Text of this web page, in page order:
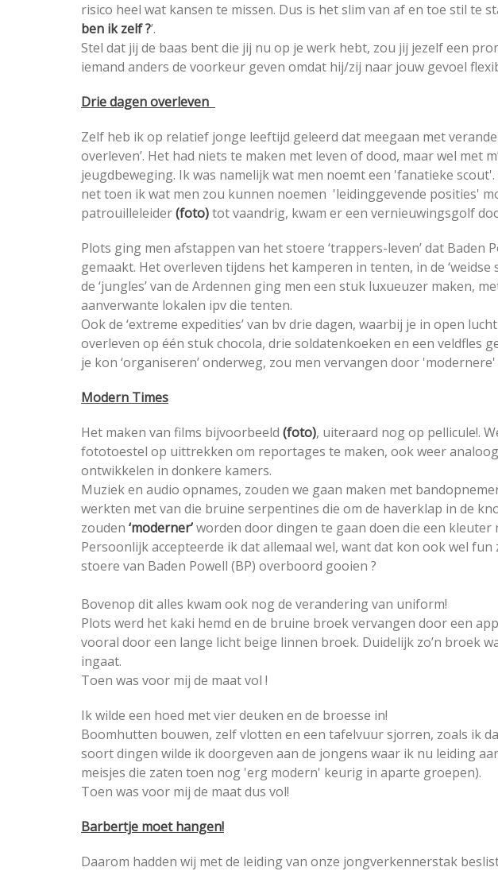
risico heel wat kansen te missen. Dus is het slim van af en toe stil te
ben ik zelf ?’.
Stel dat jij de baas bent die jij nu op je werk hebt, zou jij jezelf een
iemand anders de voorkeur geven omdat hij/zij naar jouw gevoel
Drie dagen overleven
Zelf heb ik op relatief jonge leeftijd geleerd dat meegaan met
overleven’. Het had niets te maken met leven of dood, maar wel met
jeugdbeweging. Ik was namelijk wat men noemt een 'fanatieke
net toen ik wat men zou kunnen noemen 'leidinggevende posities'
patrouilleleider(foto)tot vaandrig, kwam er een vernieuwingsgolf
Plots ging men afstappen van het stoere ‘trappers-leven’ dat Baden
gemaakt. Het overleven tijdens het kamperen in tenten, in de ‘weidse
de ‘jungles’ van de Ardennen ging men een stuk luxueuzer maken,
aanverwante lokalen ipv die tenten.
Ook de ‘extreme expedities’ van bv drie dagen, waarbij je in open
overleven op één stuk chocola, drie soldatenkoeken en een veldfles
je kon ‘organiseren’ onderweg, zou men vervangen door
Modern Times
Het maken van films bijvoorbeeld (foto), uiteraard nog op pellicule!.
fototoestel op uittrekken om reportages te maken, ook weer
ontwikkelen in donkere kamers.
Muziek en audio opnames, zouden we gaan maken met
werkten met van die bruine serpentines die om de haverklap in de
zouden ‘moderner’worden door dingen te gaan doen die een
Persoonlijk accepteerde ik dat allemaal wel, want dat kon ook wel
stoere van Baden Powell (BP) overboord gooien ?
Bovenop dit alles kwam ook nog de verandering van uniform!
Plots werd het kaki hemd en de bruine broek vervangen door een
vooral door een lange licht beige linnen broek. Duidelijk zo’n broek
ingaat.
Toen was voor mij de maat vol !
Ik wilde een hoed met vier deuken en de broesse in!
Boomhutten bouwen, zelf vlotten en een tafelvuur sjorren, zoals ik
soort dingen wilde ik doorgeven aan de jongens waar ik nu leiding
meisjes die zaten toen nog 'erg modern' keurig in aparte groepen).
Toen was voor mij de maat dus vol!
Barbertje moet hangen!
Daarom hadden wij met de leiding van onze jongverkennerstak